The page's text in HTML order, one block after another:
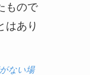
もので
はあり
ない場